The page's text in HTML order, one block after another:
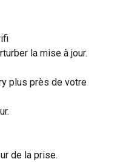
la mise à jour.
plus près de votre
de la prise.